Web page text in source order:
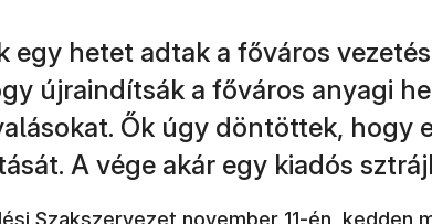
egy hetet adtak a főváros
újraindítsák a főváros anyagi
Ők úgy döntöttek, hogy
A vége akár egy kiadós
Szakszervezet november 11-én, kedden